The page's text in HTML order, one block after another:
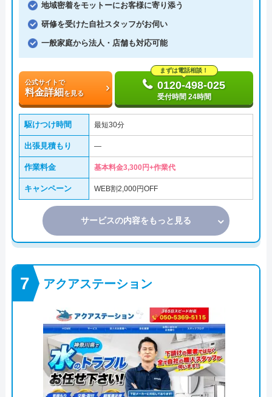
地域密着をモットーにお客様に寄り添う
研修を受けた自社スタッフがお伺い
一般家庭から法人・店舗も対応可能
公式サイトで
料金詳細を見る
まずは電話相談！
0120-498-025
受付時間 24時間
駆けつけ時間 最短30分
出張見積もり ―
作業料金 基本料金3,300円+作業代
キャンペーン WEB割2,000円OFF
サービスの内容をもっと見る
アクアステーション